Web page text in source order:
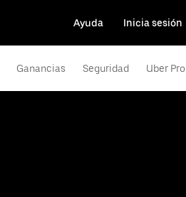
Ayuda Inicia sesión
Ganancias Seguridad Uber Pro